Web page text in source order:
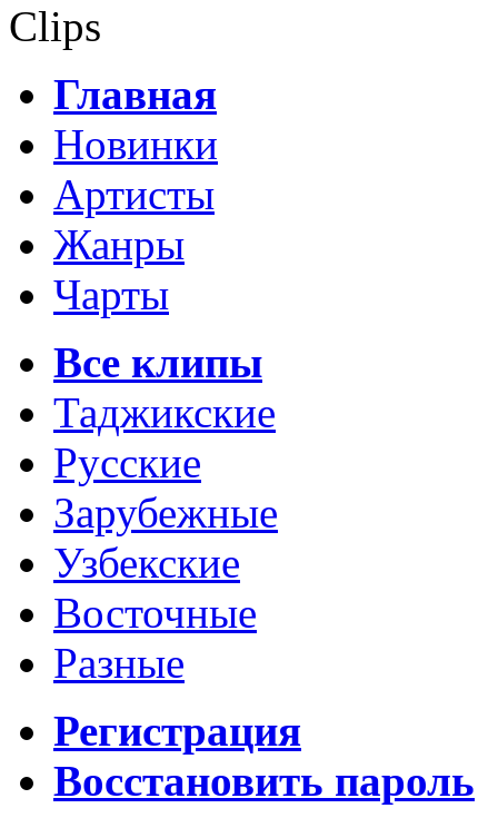
Clips
Главная
Новинки
Артисты
Жанры
Чарты
Все клипы
Таджикские
Русские
Зарубежные
Узбекские
Восточные
Разные
Регистрация
Восстановить пароль